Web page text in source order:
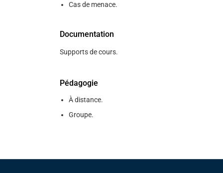
Cas de menace.
Documentation
Supports de cours.
Pédagogie
À distance.
Groupe.